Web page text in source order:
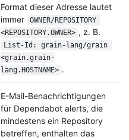
Format dieser Adresse lautet
immer
OWNER/REPOSITORY
<REPOSITORY.OWNER> , z. B.
List-Id: grain-lang/grain
<grain.grain-
lang.HOSTNAME> .
E-Mail-Benachrichtigungen
für Dependabot alerts, die
mindestens ein Repository
betreffen, enthalten das